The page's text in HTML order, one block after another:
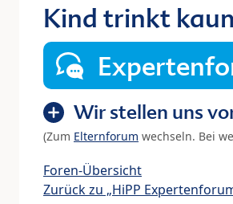
Kind trinkt
Wir stellen uns
(Zum Elternforum wechseln. Bei
Foren-Übersicht
Zurück zu „HiPP